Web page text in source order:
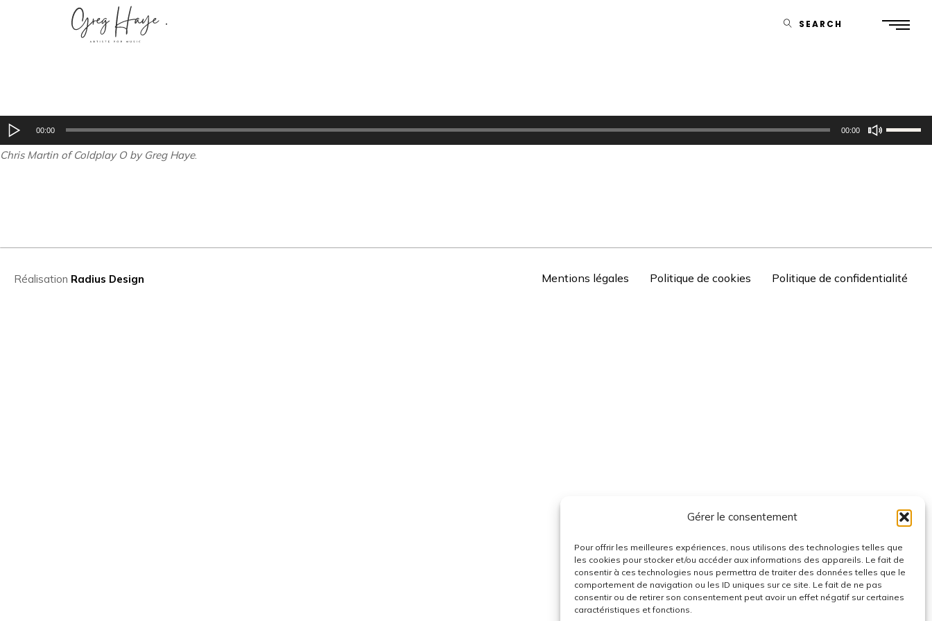
Gérer le consentement
Pour offrir les meilleures expériences, nous utilisons des technologies telles que
les cookies pour stocker et/ou accéder aux informations des appareils. Le fait de
consentir à ces technologies nous permettra de traiter des données telles que le
comportement de navigation ou les ID uniques sur ce site. Le fait de ne pas
consentir ou de retirer son consentement peut avoir un effet négatif sur certaines
caractéristiques et fonctions.
SEARCH
Lecteur
audio
00:00 00:00
les
ou
Chris Martin of Coldplay O by Greg Haye.
Réalisation Radius Design Mentions légales Politique de cookies Politique de confidentialité